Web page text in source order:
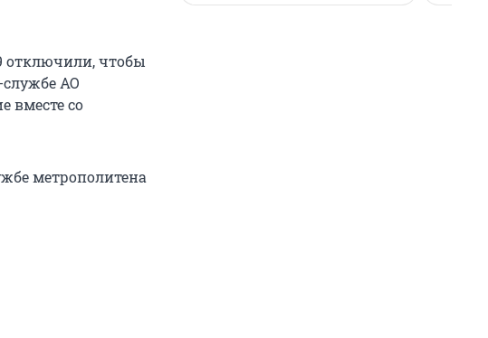
отключили, чтобы
службе АО
вместе со
метрополитена